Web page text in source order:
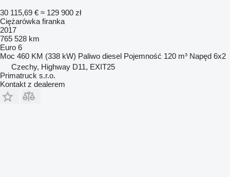
30 115,69 € ≈ 129 900 zł
Ciężarówka firanka
2017
765 528 km
Euro 6
Moc 460 KM (338 kW) Paliwo diesel Pojemność 120 m³ Napęd 6x2
Czechy, Highway D11, EXIT25
Primatruck s.r.o.
Kontakt z dealerem